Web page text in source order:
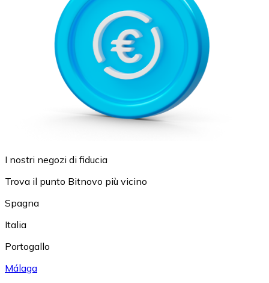
I nostri negozi di fiducia
Trova il punto Bitnovo più vicino
Spagna
Italia
Portogallo
Málaga